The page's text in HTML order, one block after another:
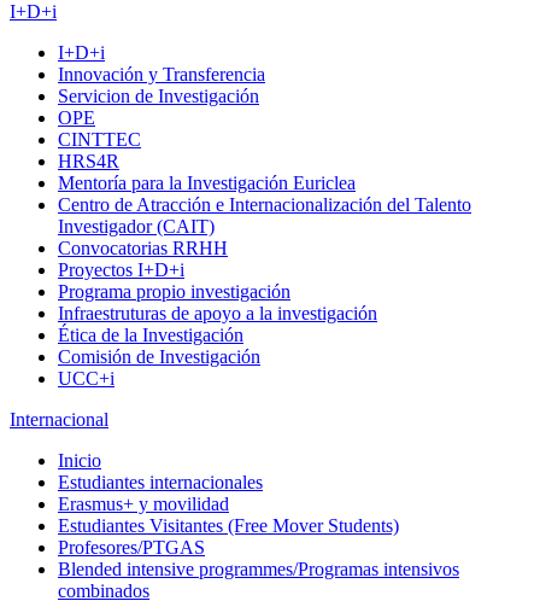
I+D+i
I+D+i
Innovación y Transferencia
Servicion de Investigación
OPE
CINTTEC
HRS4R
Mentoría para la Investigación Euriclea
Centro de Atracción e Internacionalización del Talento
Investigador (CAIT)
Convocatorias RRHH
Proyectos I+D+i
Programa propio investigación
Infraestruturas de apoyo a la investigación
Ética de la Investigación
Comisión de Investigación
UCC+i
Internacional
Inicio
Estudiantes internacionales
Erasmus+ y movilidad
Estudiantes Visitantes (Free Mover Students)
Profesores/PTGAS
Blended intensive programmes/Programas intensivos
combinados